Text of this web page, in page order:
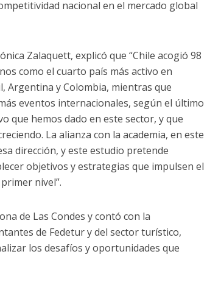
nacional en el mercado global
Zalaquett, explicó que “Chile acogió 98
como el cuarto país más activo en
Argentina y Colombia, mientras que
eventos internacionales, según el último
que hemos dado en este sector, y que
La alianza con la academia, en este
dirección, y este estudio pretende
objetivos y estrategias que impulsen el
nivel”.
de Las Condes y contó con la
de Fedetur y del sector turístico,
los desafíos y oportunidades que